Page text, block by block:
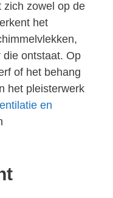
zich zowel op de
het
ontstaat. Op
of het behang
het pleisterwerk
en